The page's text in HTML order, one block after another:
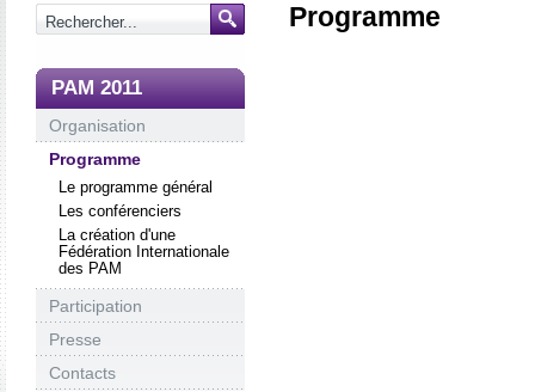
PAM 2011
Organisation
Programme
Le programme général
Les conférenciers
La création d'une
Fédération Internationale
des PAM
Participation
Presse
Contacts
Programme